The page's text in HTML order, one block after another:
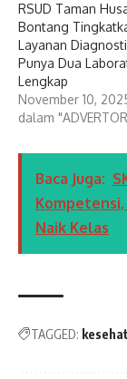
RSUD Taman
Bontang
Layanan
Punya Dua
Lengkap
November 10,
dalam
Baca Juga:
Naik Kelas
TAGGED: